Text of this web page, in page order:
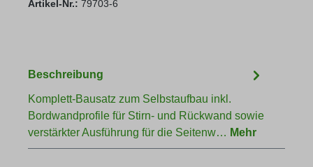
Artikel-Nr.: 79703-6
Beschreibung
Komplett-Bausatz zum Selbstaufbau inkl.
Bordwandprofile für Stirn- und Rückwand sowie
verstärkter Ausführung für die Seitenw… Mehr